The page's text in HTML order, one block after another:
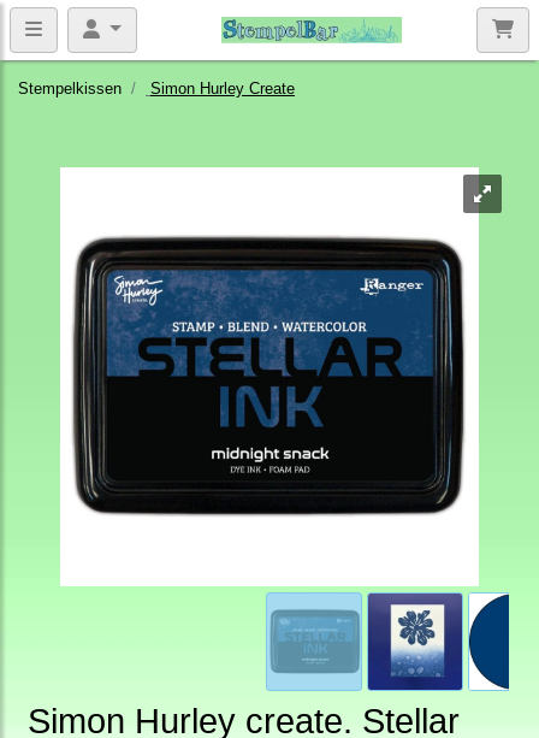
Stempelkissen Simon Hurley Create
Simon Hurley create. Stellar